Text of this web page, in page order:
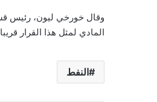
وقال خورخي ليون، رئيس
المادي لمثل هذا القرار
النفط